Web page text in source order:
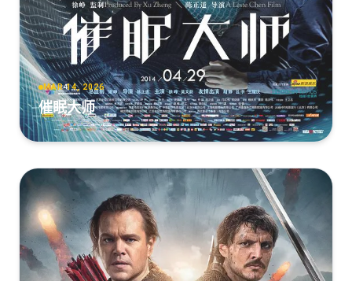
MAR 14, 2026
催眠大师